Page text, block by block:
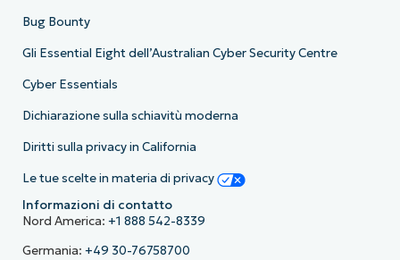
Bug Bounty
Gli Essential Eight dell’Australian Cyber Security Centre
Cyber Essentials
Dichiarazione sulla schiavitù moderna
Diritti sulla privacy in California
Le tue scelte in materia di privacy
Informazioni di contatto
Nord America: +1 888 542-8339
Germania: +49 30-76758700